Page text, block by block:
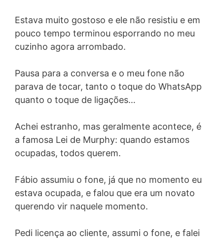
Estava muito gostoso e ele não resistiu e em
pouco tempo terminou esporrando no meu
cuzinho agora arrombado.
Pausa para a conversa e o meu fone não
parava de tocar, tanto o toque do WhatsApp
quanto o toque de ligações…
Achei estranho, mas geralmente acontece, é
a famosa Lei de Murphy: quando estamos
ocupadas, todos querem.
Fábio assumiu o fone, já que no momento eu
estava ocupada, e falou que era um novato
querendo vir naquele momento.
Pedi licença ao cliente, assumi o fone, e falei